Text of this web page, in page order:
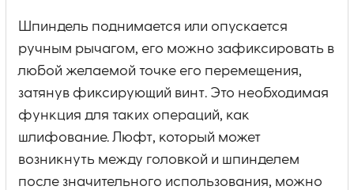
Шпиндель поднимается или опускается
ручным рычагом, его можно зафиксировать в
любой желаемой точке его перемещения,
затянув фиксирующий винт. Это необходимая
функция для таких операций, как
шлифование. Люфт, который может
возникнуть между головкой и шпинделем
после значительного использования, можно